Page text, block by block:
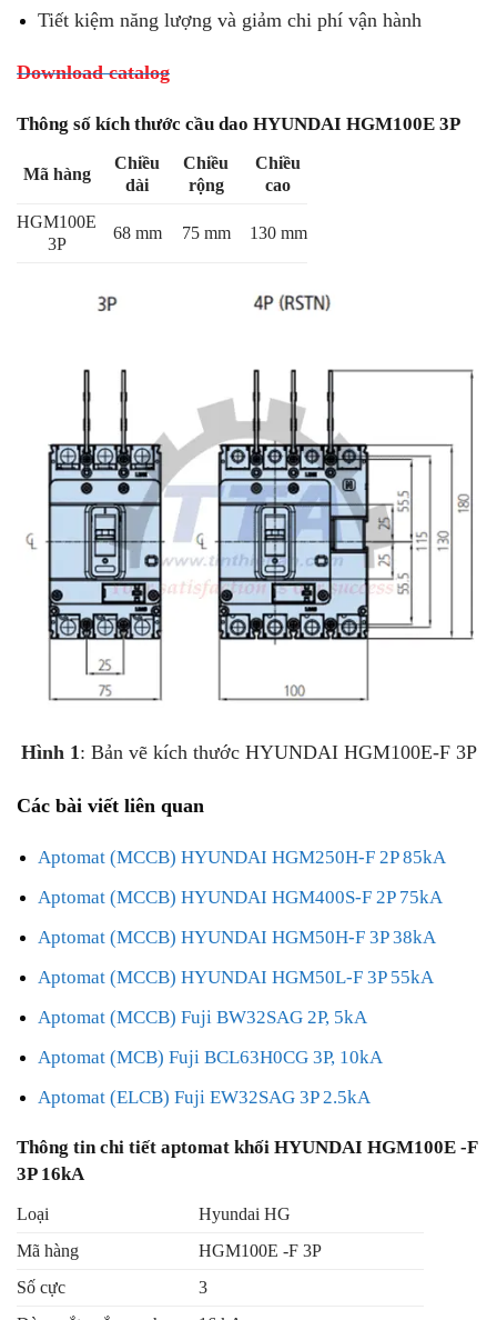
Tiết kiệm năng lượng và giảm chi phí vận hành
Download catalog
Thông số kích thước cầu dao HYUNDAI HGM100E 3P
Mã hàng
Chiều
dài
Chiều
rộng
Chiều
cao
HGM100E
3P
68 mm 75 mm 130 mm
Hình 1: Bản vẽ kích thước HYUNDAI HGM100E-F 3P
Các bài viết liên quan
Aptomat (MCCB) HYUNDAI HGM250H-F 2P 85kA
Aptomat (MCCB) HYUNDAI HGM400S-F 2P 75kA
Aptomat (MCCB) HYUNDAI HGM50H-F 3P 38kA
Aptomat (MCCB) HYUNDAI HGM50L-F 3P 55kA
Aptomat (MCCB) Fuji BW32SAG 2P, 5kA
Aptomat (MCB) Fuji BCL63H0CG 3P, 10kA
Aptomat (ELCB) Fuji EW32SAG 3P 2.5kA
Thông tin chi tiết aptomat khối HYUNDAI HGM100E -F
3P 16kA
Loại
Hyundai HG
Mã hàng
HGM100E -F 3P
Số cực
3